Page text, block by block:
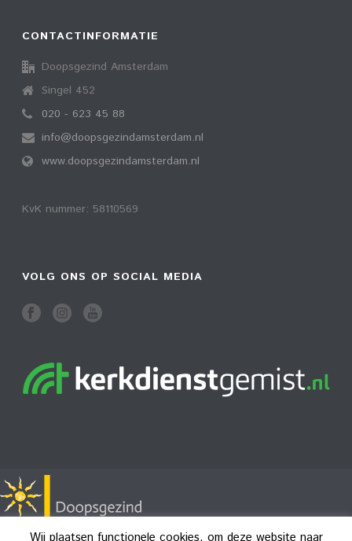
CONTACTINFORMATIE
Doopsgezind Amsterdam
Singel 452
020 - 623 45 88
info@doopsgezindamsterdam.nl
www.doopsgezindamsterdam.nl
KvK nummer: 58110569
VOLG ONS OP SOCIAL MEDIA
Wij plaatsen functionele cookies, om deze website naar